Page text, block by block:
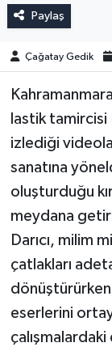
Paylaş
Çağatay Gedik
lastik tamircisi
izlediği
sanatına
oluşturduğu
meydana
Darıcı, milim
çatlakları
eserlerini
çalışmalardaki